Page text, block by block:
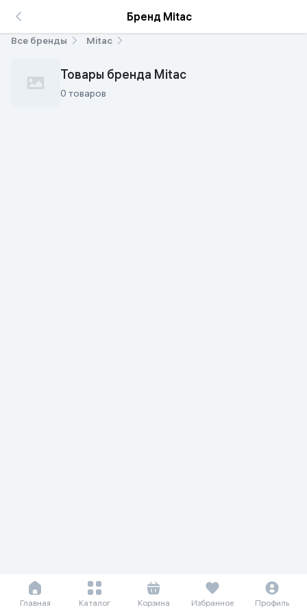
Бренд Mitac
Все бренды Mitac
Товары бренда Mitac
0 товаров
Главная Каталог Корзина Избранное Профиль